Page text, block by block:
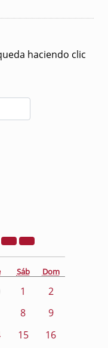
haciendo clic
Sáb Dom
1
2
8
9
15
16